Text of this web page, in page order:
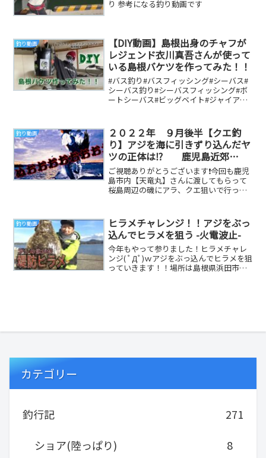
り 参考になる釣り動画です
釣り動画
【DIY動画】島根出身のチャフが
レジェンド衣川真吾さんが使って
いる島根バケツを作ってみた！！
#バス釣り#バスフィッシング#シーバス#
シーバス釣り#シーバスフィッシング#ボ
ートシーバス#ビッグベイト#ジャイアン
釣り動画
２０２２年 ９月後半【クエ釣
り】アジを海に引きずり込んだヤ
ツの正体は⁉️ 鹿児島近郊
磯 #dancer釣り部
#finishing #アラ釣り #クエ釣り #
石鯛釣り #底物釣り #鹿児島釣り
ご視聴ありがとうございます❗️今回も鹿児
島市内【天竜丸】さんに渡してもらって
桜島周辺の磯にアラ、クエ狙いで行って
釣り動画
ヒラメチャレンジ！！アジをぶっ
込んでヒラメを狙う -火電波止-
今年もやって参りました！ヒラメチャレ
ンジ( ﾟДﾟ)ｗアジをぶっ込んでヒラメを狙
っていきます！！場所は島根県浜田市に
カテゴリー
釣行記
271
ショア(陸っぱり)
8